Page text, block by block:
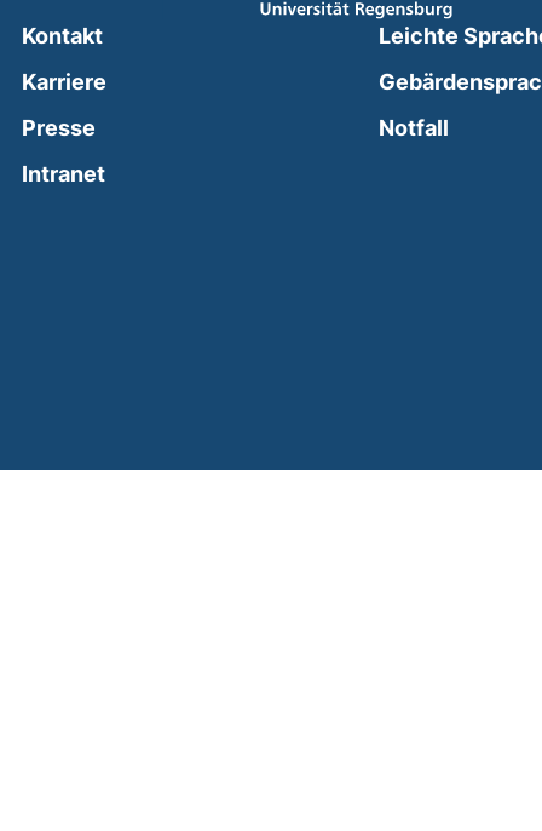
Kontakt
Karriere
Presse
Intranet(external link, opens in a new window)
Leichte
Notfall